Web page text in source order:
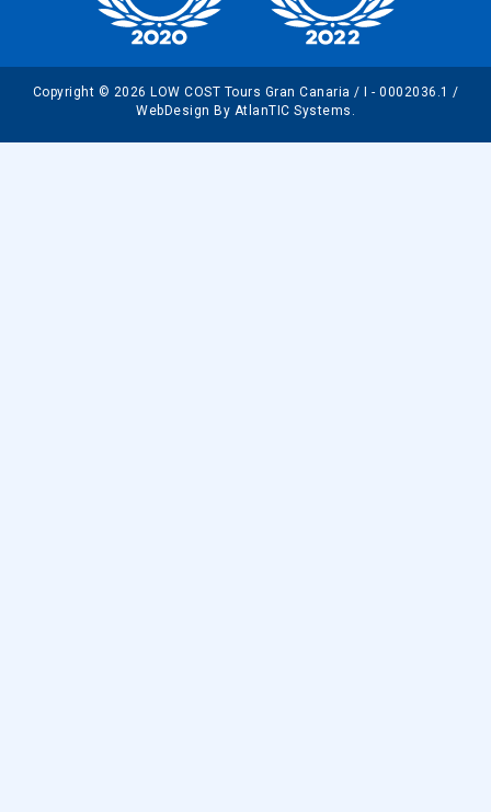
Copyright © 2026 LOW COST Tours Gran Canaria / I - 0002036.1 /
WebDesign By AtlanTIC Systems .